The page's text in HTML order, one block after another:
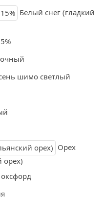
Белый снег (гладкий
шимо светлый
Орех
орех)